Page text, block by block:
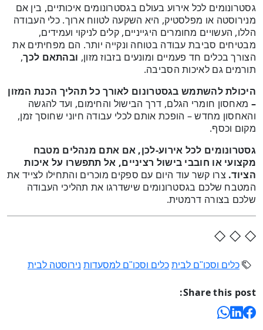
גסטרונומים לכל אירוע בעולם בגסטרונומים איכותיים, בין אם
מנירוסטה או מפלסטיק, היא השקעה לטווח ארוך. כלי העבודה
הללו, העשויים מחומרים היגייניים, קלים לניקוי ועמידים,
מבטיחים סביבת עבודה בטוחה ונקייה יותר. הם מפחיתים את
הצורך בכלים חד פעמיים ומונעים בזבוז מזון, ובהתאם לכך,
תורמים גם לאיכות הסביבה.
היכולת להשתמש בגסטרונום לאורך כל תהליך הכנת המזון
–מאחסון חומרי הגלם, דרך הבישול והחימום, ועד להגשה
והאחסון מחדש – הופכת אותם לכלי עבודה חיוני שחוסך זמן,
מקום וכסף.
גסטרונומים לכל אירוע-לכן, אם אתם מנהלים מטבח
מקצועי או חובבי בישול רציניים, אל תתפשרו על איכות
הציוד.צרו קשר עוד היום עם ספקים מוכרים והתחילו לצייד את
המטבח שלכם בגסטרונומים שישדרגו את תהליכי העבודה
שלכם בצורה דרמטית.
◇ ◇ ◇
כלים וסכו"ם לבית כלים וסכו"ם למסעדות נירוסטה לבית
Share this post: